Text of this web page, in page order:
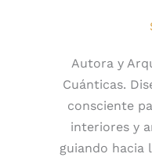
Autora y
Cuánticas.
consciente
interiores y
guiando hacia